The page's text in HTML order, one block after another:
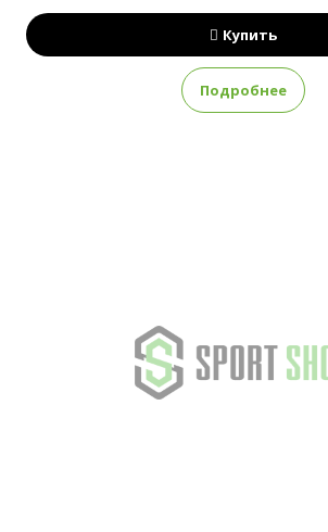
Купить
Подробнее